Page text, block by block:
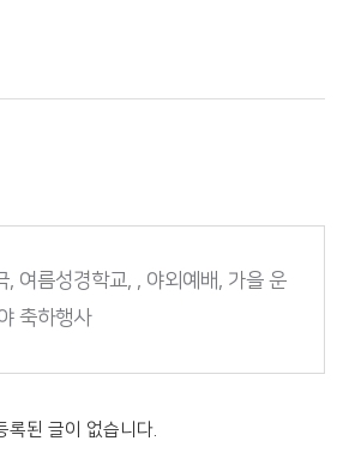
, 여름성경학교, , 야외예배, 가을 운
축하행사
록된 글이 없습니다.